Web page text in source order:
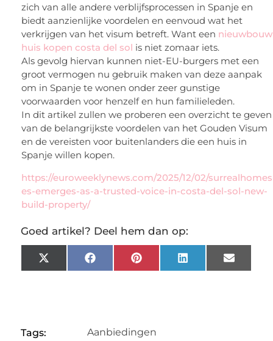
zich van alle andere verblijfsprocessen in Spanje en
biedt aanzienlijke voordelen en eenvoud wat het
verkrijgen van het visum betreft. Want een nieuwbouw
huis kopen costa del sol is niet zomaar iets.
Als gevolg hiervan kunnen niet-EU-burgers met een
groot vermogen nu gebruik maken van deze aanpak
om in Spanje te wonen onder zeer gunstige
voorwaarden voor henzelf en hun familieleden.
In dit artikel zullen we proberen een overzicht te geven
van de belangrijkste voordelen van het Gouden Visum
en de vereisten voor buitenlanders die een huis in
Spanje willen kopen.
https://euroweeklynews.com/2025/12/02/
es-emerges-as-a-trusted-voice-in-costa-del-sol-new-
build-property/
Goed artikel? Deel hem dan op:
X
(Twitter)
Facebook Pinterest LinkedIn Email
Tags: Aanbiedingen